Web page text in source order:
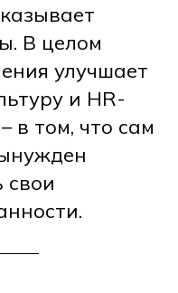
В целом
улучшает
и HR-
в том, что сам
свои